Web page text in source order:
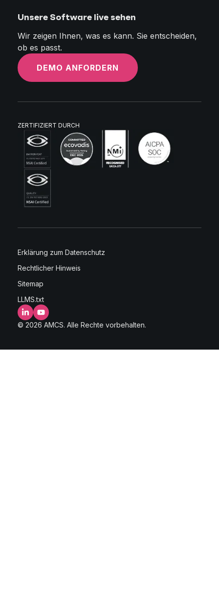
Unsere Software live sehen
Wir zeigen Ihnen, was es kann. Sie entscheiden,
ob es passt.
DEMO ANFORDERN
ZERTIFIZIERT DURCH
Erklärung zum Datenschutz
Rechtlicher Hinweis
Sitemap
LLMS.txt
LinkedInYouTube
© 2026 AMCS. Alle Rechte vorbehalten.